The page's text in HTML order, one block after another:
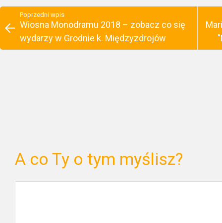
Poprzedni wpis
Wiosna Monodramu 2018 – zobacz co się
wydarzy w Grodnie k. Międzyzdrojów
A co Ty o tym myślisz?